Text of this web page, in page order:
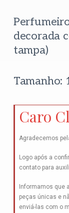
decorada
tampa)
Tamanho:
Caro
Agradecemos
Logo após a
contato para
Informamos que
peças únicas e
enviá-las com o